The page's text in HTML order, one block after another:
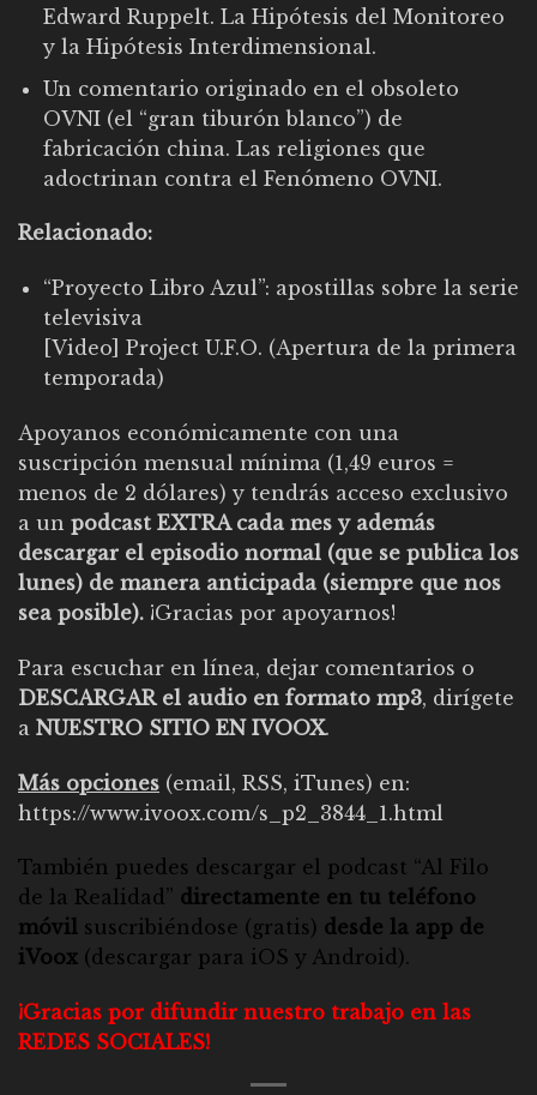
Edward Ruppelt. La Hipótesis del Monitoreo
y la Hipótesis Interdimensional.
Un comentario originado en el obsoleto
OVNI (el “gran tiburón blanco”) de
fabricación china. Las religiones que
adoctrinan contra el Fenómeno OVNI.
Relacionado:
“Proyecto Libro Azul”: apostillas sobre la serie
televisiva
[Video] Project U.F.O. (Apertura de la primera
temporada)
Apoyanos económicamente con una
suscripción mensual mínima (1,49 euros =
menos de 2 dólares) y tendrás acceso exclusivo
a un podcast EXTRA cada mes y además
descargar el episodio normal (que se publica los
lunes) de manera anticipada (siempre que nos
sea posible). ¡Gracias por apoyarnos!
Para escuchar en línea, dejar comentarios o
DESCARGAR el audio en formato mp3, dirígete
a NUESTRO SITIO EN IVOOX.
Más opciones (email, RSS, iTunes) en:
https://www.ivoox.com/s_p2_3844_1.html
También puedes descargar el podcast “Al Filo
de la Realidad” directamente en tu teléfono
móvil suscribiéndose (gratis) desde la app de
iVoox (descargar para iOS y Android).
¡Gracias por difundir nuestro trabajo en las
REDES SOCIALES!